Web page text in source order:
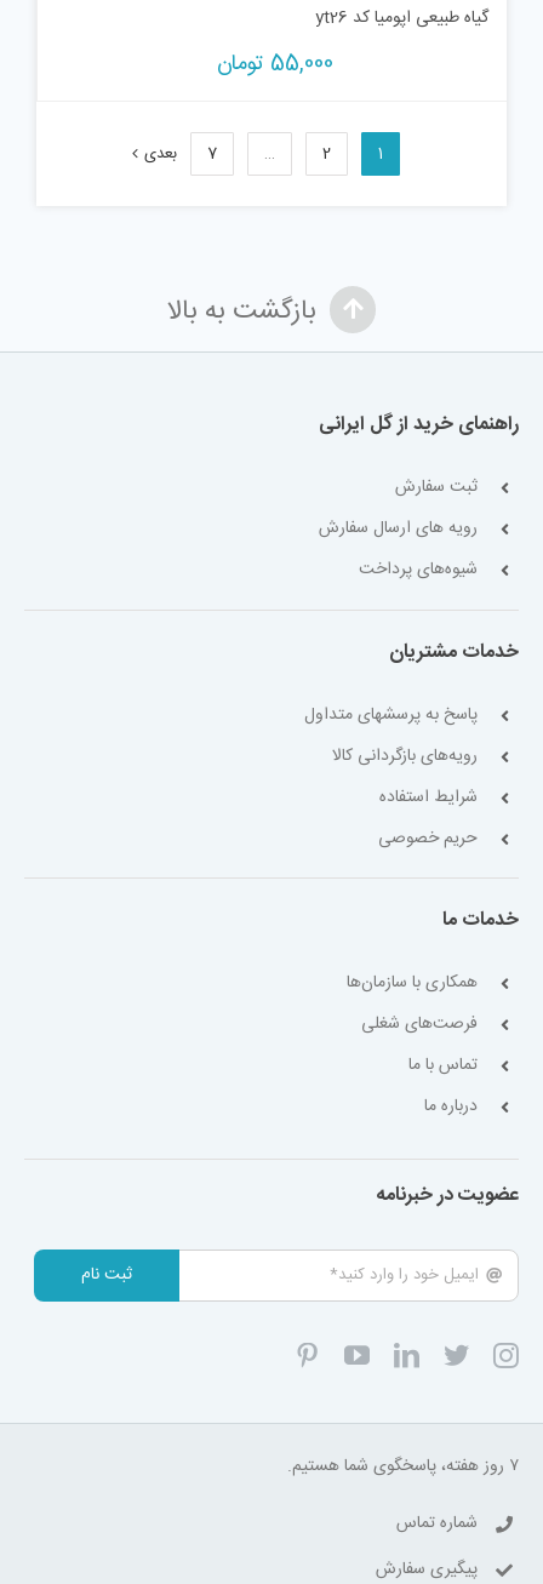
گیاه طبیعی اپومیا کد yt26
55,000 تومان
1
2
…
7 بعدی
بازگشت به بالا
راهنمای خرید از گل ایرانی
ثبت سفارش
رویه های ارسال سفارش
شیوه‌های پرداخت
خدمات مشتریان
پاسخ به پرسشهای متداول
رویه‌های بازگردانی کالا
شرایط استفاده
حریم خصوصی
خدمات ما
همکاری با سازمان‌ها
فرصت‌های شغلی
تماس با ما
درباره ما
عضویت در خبرنامه
ثبت نام
۷ روز هفته، پاسخگوی شما هستیم.
شماره تماس
پیگیری سفارش